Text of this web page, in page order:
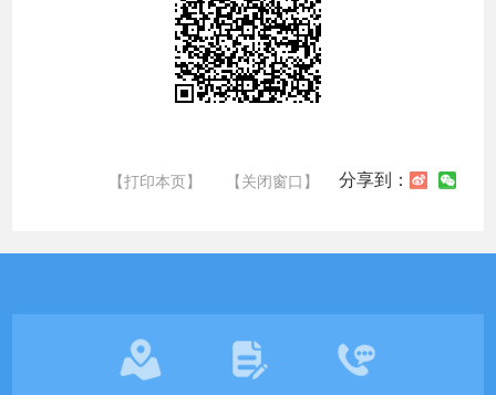
【打印本页】 【关闭窗口】 分享到：